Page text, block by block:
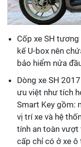
Cốp xe SH
kế U-box nên
bảo hiểm nửa
Dòng xe SH
ưu việt như tích
Smart Key gồm:
vị trí xe và hệ
tính an toàn vượt
cấp chỉ có ở xe ô